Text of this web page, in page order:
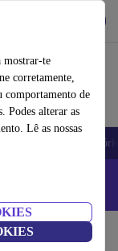
mostrar-te
corretamente,
comportamento de
Podes alterar as
Lê as nossas